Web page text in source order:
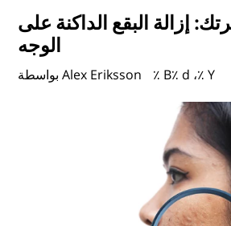
إزالة البقع الداكنة على
الوجه
بواسطة Alex Eriksson ٪ B٪ d ،٪ Y